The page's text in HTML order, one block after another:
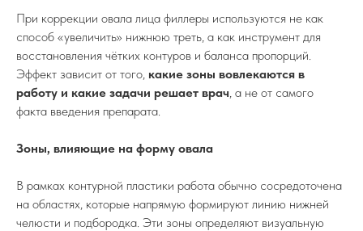
При коррекции овала лица филлеры используются не как
способ «увеличить» нижнюю треть, а как инструмент для
восстановления чётких контуров и баланса пропорций.
Эффект зависит от того, какие зоны вовлекаются в
работу и какие задачи решает врач, а не от самого
факта введения препарата.
Зоны, влияющие на форму овала
В рамках контурной пластики работа обычно сосредоточена
на областях, которые напрямую формируют линию нижней
челюсти и подбородка. Эти зоны определяют визуальную